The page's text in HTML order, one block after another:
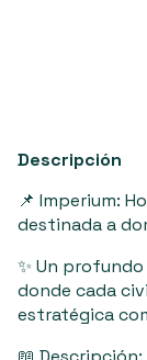
Descripción
📌 Imperium:
destinada a
✨ Un
donde cada
estratégica